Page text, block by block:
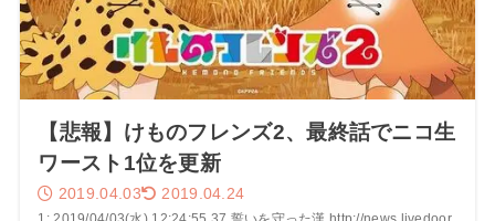
【悲報】けものフレンズ2、最終話でニコ生
ワースト1位を更新
2019.04.03 2019.04.24